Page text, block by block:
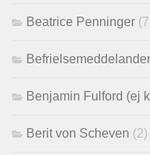
Beatrice Penninger
Benjamin Fulford (ej
Berit von Scheven (2)